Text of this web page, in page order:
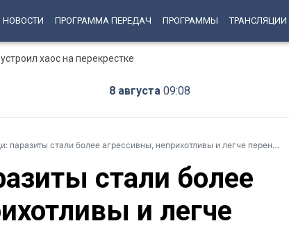
НОВОСТИ ПРОГРАММА ПЕРЕДАЧ ПРОГРАММЫ ТРАНСЛЯЦИИ
хаос на перекрестке
8 августа 09:08
стали более агрессивны, неприхотливы и легче переносят жару
стали более
и легче